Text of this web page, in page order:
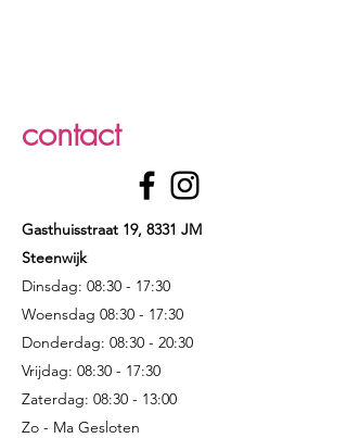
contact
Gasthuisstraat 19, 8331 JM
Steenwijk
Dinsdag: 08:30 - 17:30
Woensdag 08:30 - 17:30
Donderdag: 08:30 - 20:30
Vrijdag: 08:30 - 17:30
Zaterdag: 08:30 - 13:00
Zo - Ma Gesloten